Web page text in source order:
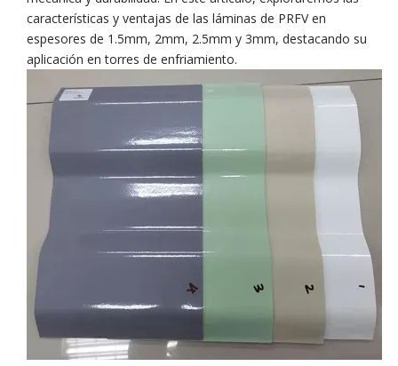
características y ventajas de las láminas de PRFV en
espesores de 1.5mm, 2mm, 2.5mm y 3mm, destacando su
aplicación en torres de enfriamiento.